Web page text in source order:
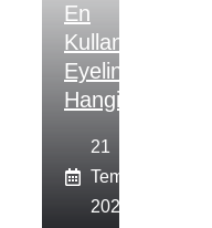
En
Kullanışlı
Eyeliner
Hangisi?
21
Temmuz
2026